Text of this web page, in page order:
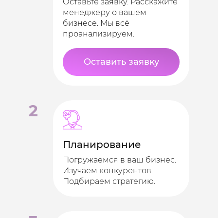
Павел Козлов
Мини-погрузчики, СПб
Оставьте заявку. Расскажите
менеджеру о вашем
бизнесе. Мы всё
проанализируем.
Оставить заявку
2
Планирование
Погружаемся в ваш бизнес.
Изучаем конкурентов.
Подбираем стратегию.